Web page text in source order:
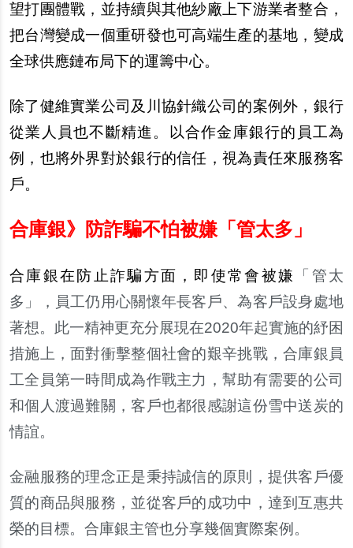
望打團體戰，並持續與其他紗廠上下游業者整合，
把台灣變成一個重研發也可高端生產的基地，變成
全球供應鏈布局下的運籌中心。
除了健維實業公司及川協針織公司的案例外，銀行
從業人員也不斷精進。以合作金庫銀行的員工為
例，也將外界對於銀行的信任，視為責任來服務客
戶。
合庫銀》防詐騙不怕被嫌「管太多」
合庫銀在防止詐騙方面，即使常會被嫌
「管太
多」，員工仍用心關懷年長客戶、為客戶設身處地
著想。此一精神更充分展現在2020年起實施的紓困
措施上，面對衝擊整個社會的艱辛挑戰，合庫銀員
工全員第一時間成為作戰主力，幫助有需要的公司
和個人渡過難關，客戶也都很感謝這份雪中送炭的
情誼。
金融服務的理念正是秉持誠信的原則，提供客戶優
質的商品與服務，並從客戶的成功中，達到互惠共
榮的目標。合庫銀主管也分享幾個實際案例。